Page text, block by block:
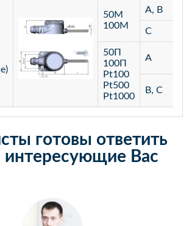
50М
100М
A, В
C
50П
100П
Рt100
Рt500
Рt1000
A
В, C
готовы ответить
Вас